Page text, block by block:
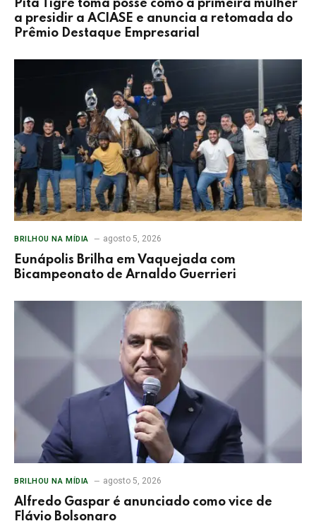
Pita Tigre toma posse como a primeira mulher
a presidir a ACIASE e anuncia a retomada do
Prêmio Destaque Empresarial
BRILHOU NA MÍDIA agosto 5, 2026
Eunápolis Brilha em Vaquejada com
Bicampeonato de Arnaldo Guerrieri
BRILHOU NA MÍDIA agosto 5, 2026
Alfredo Gaspar é anunciado como vice de
Flávio Bolsonaro